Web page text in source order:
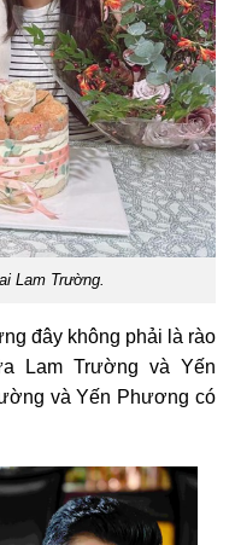
Lam Trường.
đây không phải là rào
Lam Trường và Yến
và Yến Phương có